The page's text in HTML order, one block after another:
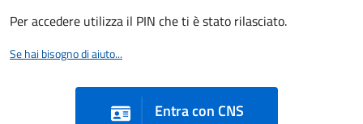
Per accedere utilizza il PIN che ti è stato rilasciato.
Se hai bisogno di aiuto...
Entra con CNS